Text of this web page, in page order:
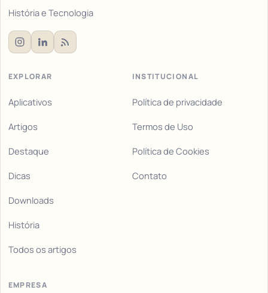
História e Tecnologia
EXPLORAR
Aplicativos
Artigos
Destaque
Dicas
Downloads
História
Todos os artigos
INSTITUCIONAL
Política de privacidade
Termos de Uso
Política de Cookies
Contato
EMPRESA